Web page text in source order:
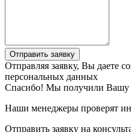
Отправить заявку
Отправляя заявку, Вы даете
персональных данных
Спасибо! Мы получили Вашу
Наши менеджеры проверят
Отправить заявку на